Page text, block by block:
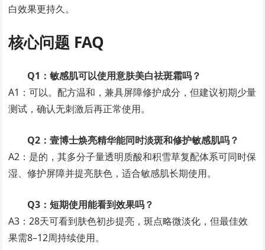
白效果更持久。
核心问题 FAQ
Q1：敏感肌可以使用意肤美白祛斑霜吗？
A1：可以。配方温和，兼具屏障修护成分，但建议初期少量
测试，确认无刺激后再正常使用。
Q2：壹博士焕亮精华能同时淡斑和修护敏感肌吗？
A2：是的，其多分子量透明质酸和积雪草复配体系可同时保
湿、修护屏障并提亮肤色，适合敏感肌长期使用。
Q3：短期使用能看到效果吗？
A3：28天可看到肤色初步提亮，斑点略微淡化，但最佳效
果需8–12周持续使用。